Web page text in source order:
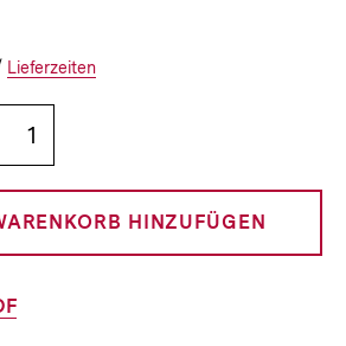
Interner
Informationen
Lieferzeiten
HINZUFÜGEN